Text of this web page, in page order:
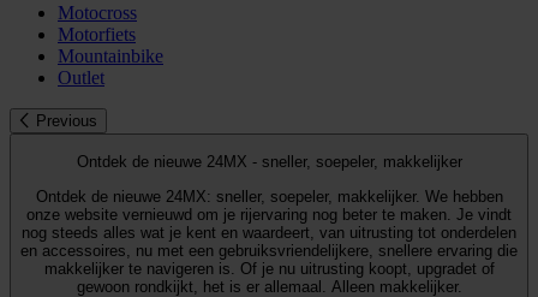
Motocross
Motorfiets
Mountainbike
Outlet
Previous
Ontdek de nieuwe 24MX - sneller, soepeler, makkelijker
Ontdek de nieuwe 24MX: sneller, soepeler, makkelijker. We hebben
onze website vernieuwd om je rijervaring nog beter te maken. Je vindt
nog steeds alles wat je kent en waardeert, van uitrusting tot onderdelen
en accessoires, nu met een gebruiksvriendelijkere, snellere ervaring die
makkelijker te navigeren is. Of je nu uitrusting koopt, upgradet of
gewoon rondkijkt, het is er allemaal. Alleen makkelijker.